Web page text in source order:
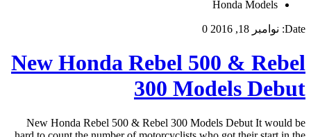
Honda Models
Date: نوامبر 18, 2016 0
New Honda Rebel 500 & Rebel
300 Models Debut
New Honda Rebel 500 & Rebel 300 Models Debut It would be